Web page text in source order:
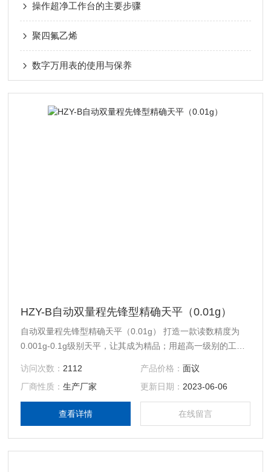
操作超净工作台的主要步骤
聚四氟乙烯
数字万用表的使用与保养
HZY-B自动双量程先锋型精确天平（0.01g）
自动双量程先锋型精确天平（0.01g） 打造一款读数精度为
0.001g-0.1g级别天平，让其成为精品；用超高一级别的工艺
拥有这一级别同类产品所不具有的金属外壳及更新颖的防风结
构，外观精致、坚固，称重示值反应快，灵敏性与稳定性相互
兼容等特点。
访问次数： 2112 产品价格： 面议
厂商性质：生产厂家 更新日期： 2023-06-06
查看详情 在线留言